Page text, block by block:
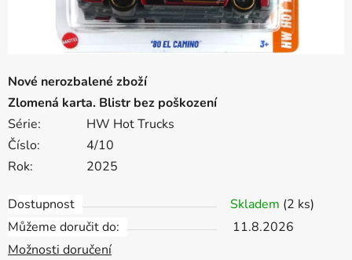
Nové nerozbalené zboží
Zlomená karta. Blistr bez poškození
Série:
HW Hot Trucks
Číslo:
4/10
Rok:
2025
Dostupnost Skladem (2 ks)
Můžeme doručit do:
11.8.2026
Možnosti doručení